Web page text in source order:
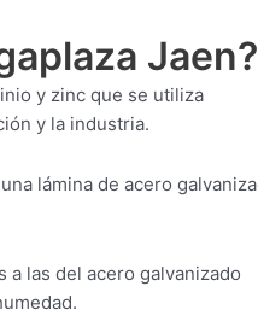
Jaen?
y zinc que se utiliza
y la industria.
lámina de acero
las del acero galvanizado